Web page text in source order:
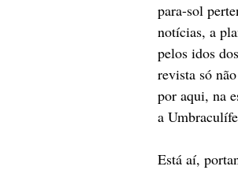
para-sol
notícias, a
pelos idos
revista só
por aqui, na
a
Está aí,